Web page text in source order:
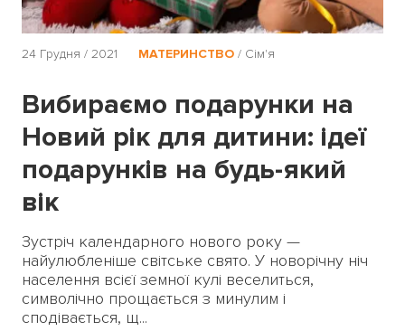
24 Грудня / 2021 МАТЕРИНСТВО / Сім'я
Вибираємо подарунки на
Новий рік для дитини: ідеї
подарунків на будь-який
вік
Зустріч календарного нового року —
найулюбленіше світське свято. У новорічну ніч
населення всієї земної кулі веселиться,
символічно прощається з минулим і
сподівається, щ...